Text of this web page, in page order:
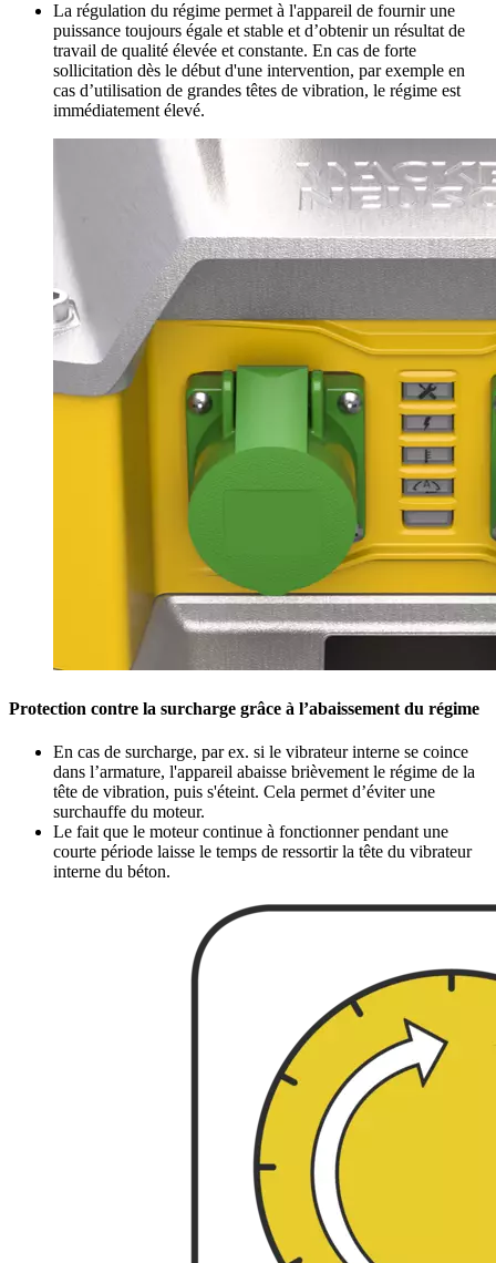
La régulation du régime permet à l'appareil de fournir une
puissance toujours égale et stable et d’obtenir un résultat de
travail de qualité élevée et constante. En cas de forte
sollicitation dès le début d'une intervention, par exemple en
cas d’utilisation de grandes têtes de vibration, le régime est
immédiatement élevé.
Protection contre la surcharge grâce à l’abaissement du régime
En cas de surcharge, par ex. si le vibrateur interne se coince
dans l’armature, l'appareil abaisse brièvement le régime de la
tête de vibration, puis s'éteint. Cela permet d’éviter une
surchauffe du moteur.
Le fait que le moteur continue à fonctionner pendant une
courte période laisse le temps de ressortir la tête du vibrateur
interne du béton.